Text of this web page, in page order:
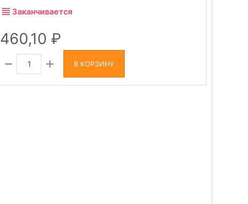
Заканчивается
460,10
В КОРЗИНУ